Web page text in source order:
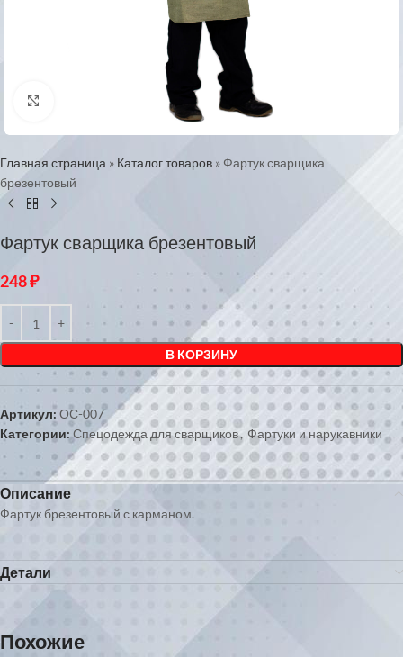
Нажмите, чтобы увеличить
Главная страница » Каталог товаров » Фартук сварщика
брезентовый
Фартук сварщика брезентовый
248₽
В КОРЗИНУ
Артикул: ОС-007
Категории: Спецодежда для сварщиков, Фартуки и нарукавники
Описание
Фартук брезентовый с карманом.
Детали
Похожие